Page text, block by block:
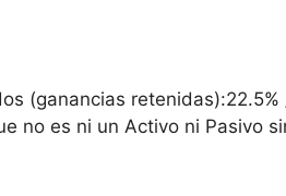
(ganancias
no es ni un Activo ni Pasivo